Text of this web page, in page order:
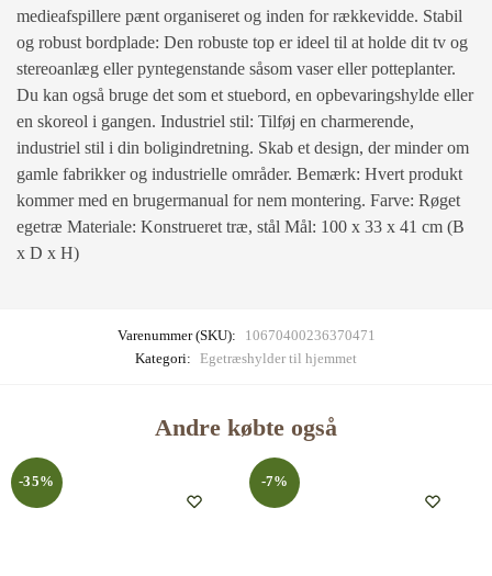
medieafspillere pænt organiseret og inden for rækkevidde. Stabil
og robust bordplade: Den robuste top er ideel til at holde dit tv og
stereoanlæg eller pyntegenstande såsom vaser eller potteplanter.
Du kan også bruge det som et stuebord, en opbevaringshylde eller
en skoreol i gangen. Industriel stil: Tilføj en charmerende,
industriel stil i din boligindretning. Skab et design, der minder om
gamle fabrikker og industrielle områder. Bemærk: Hvert produkt
kommer med en brugermanual for nem montering. Farve: Røget
egetræ Materiale: Konstrueret træ, stål Mål: 100 x 33 x 41 cm (B
x D x H)
Varenummer (SKU):
10670400236370471
Kategori: Egetræshylder til hjemmet
Andre købte også
-35% -7%